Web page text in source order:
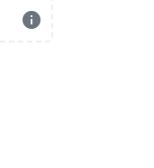
info